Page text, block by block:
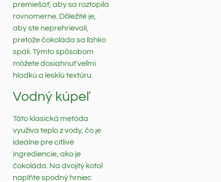
premiešať, aby sa roztopila
rovnomerne. Dôležité je,
aby ste neprehrievali,
pretože čokoláda sa ľahko
spáli. Týmto spôsobom
môžete dosiahnuť veľmi
hladkú a lesklú textúru.
Vodný kúpeľ
Táto klasická metóda
využíva teplo z vody, čo je
ideálne pre citlivé
ingrediencie, ako je
čokoláda. Na dvojitý kotol
naplňte spodný hrniec